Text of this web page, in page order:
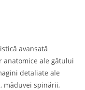
avansată
ale gâtului
detaliate ale
măduvei spinării,